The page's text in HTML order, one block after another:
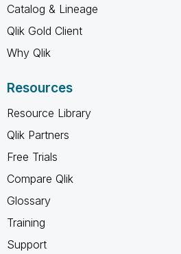
Catalog & Lineage
Qlik Gold Client
Why Qlik
Resources
Resource Library
Qlik Partners
Free Trials
Compare Qlik
Glossary
Training
Support